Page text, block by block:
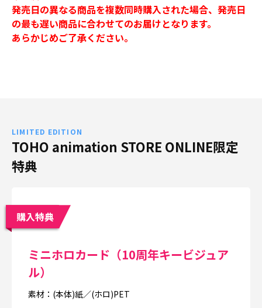
発売日の異なる商品を複数同時購入された場合、発売日
の最も遅い商品に合わせてのお届けとなります。
あらかじめご了承ください。
LIMITED EDITION
TOHO animation STORE ONLINE限定
特典
購入特典
ミニホロカード（10周年キービジュア
ル）
素材：(本体)紙／(ホロ)PET